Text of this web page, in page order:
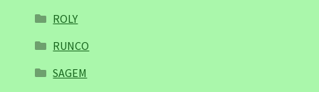
ROLY
RUNCO
SAGEM